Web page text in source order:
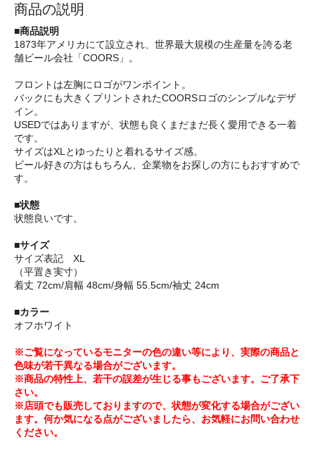
商品の説明
■商品説明
1873年アメリカにて設立され、世界最大規模の生産量を誇る老
舗ビール会社「COORS」。
フロントは左胸にロゴがワンポイント。
バックにも大きくプリントされたCOORSロゴのシンプルなデザ
イン。
USEDではありますが、状態も良くまだまだ長く愛用できる一着
です。
サイズはXLとゆったりと着れるサイズ感。
ビール好きの方はもちろん、企業物をお探しの方にもおすすめで
す。
■状態
状態良いです。
■サイズ
サイズ表記 XL
（平置き実寸）
着丈 72cm/肩幅 48cm/身幅 55.5cm/袖丈 24cm
■カラー
オフホワイト
※ご覧になっているモニターの色の違い等により、実際の商品と
色味が若干異なる場合がございます。
※商品の特性上、若干の誤差が生じる事もございます。ご了承下
さい。
※店頭でも販売しておりますので、状態が変化する場合がござい
ます。何か気になる点がございましたら、お気軽にお問い合わせ
ください。